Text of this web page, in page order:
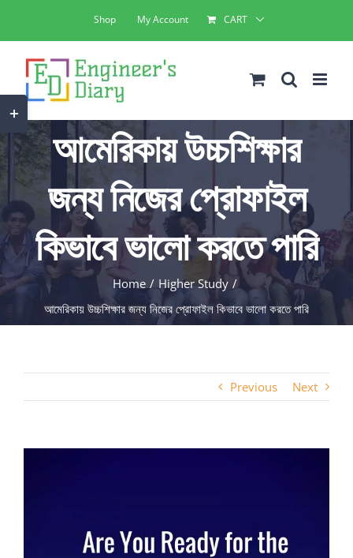
to
content
Shop My Account CART
আমেরিকায় উচ্চশিক্ষার
জন্য নিজের প্রোফাইল
কিভাবে ভালো করতে পারি
Home
Higher Study
আমেরিকায় উচ্চশিক্ষার জন্য নিজের প্রোফাইল কিভাবে ভালো করতে পারি
Previous Next
Toggle
Sliding
Bar
Area